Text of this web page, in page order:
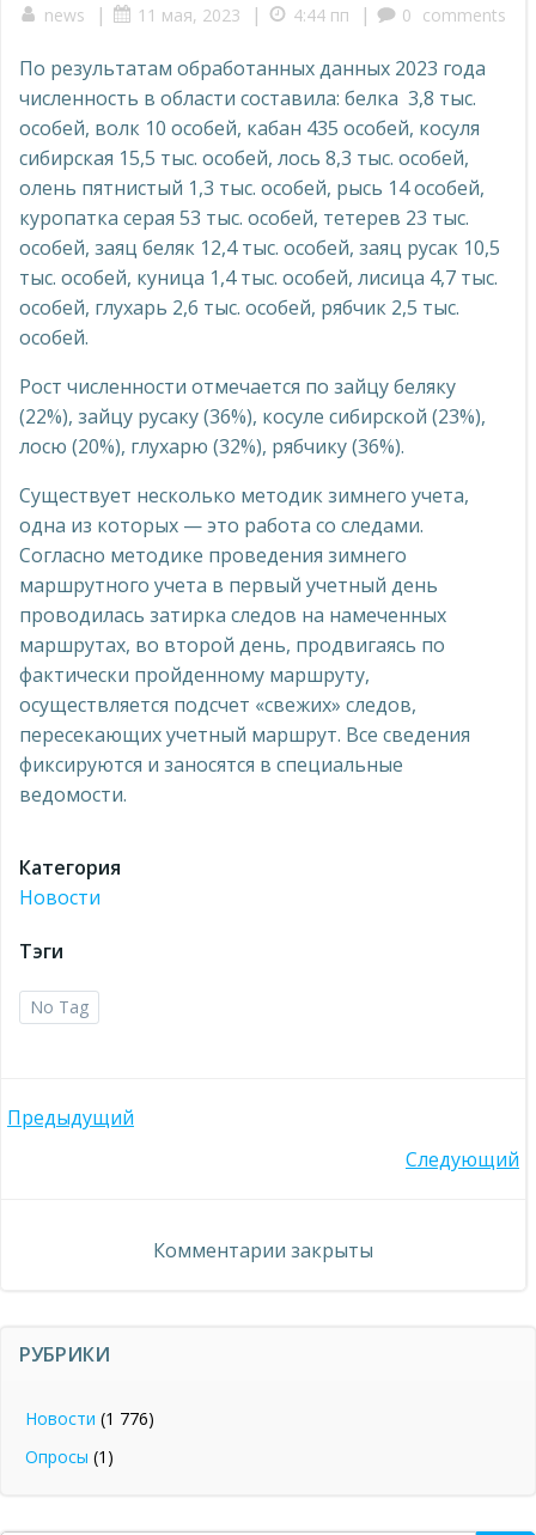
news | 11 мая, 2023 | 4:44 пп | 0 comments
По результатам обработанных данных 2023 года
численность в области составила: белка 3,8 тыс.
особей, волк 10 особей, кабан 435 особей, косуля
сибирская 15,5 тыс. особей, лось 8,3 тыс. особей,
олень пятнистый 1,3 тыс. особей, рысь 14 особей,
куропатка серая 53 тыс. особей, тетерев 23 тыс.
особей, заяц беляк 12,4 тыс. особей, заяц русак 10,5
тыс. особей, куница 1,4 тыс. особей, лисица 4,7 тыс.
особей, глухарь 2,6 тыс. особей, рябчик 2,5 тыс.
особей.
Рост численности отмечается по зайцу беляку
(22%), зайцу русаку (36%), косуле сибирской (23%),
лосю (20%), глухарю (32%), рябчику (36%).
Существует несколько методик зимнего учета,
одна из которых — это работа со следами.
Согласно методике проведения зимнего
маршрутного учета в первый учетный день
проводилась затирка следов на намеченных
маршрутах, во второй день, продвигаясь по
фактически пройденному маршруту,
осуществляется подсчет «свежих» следов,
пересекающих учетный маршрут. Все сведения
фиксируются и заносятся в специальные
ведомости.
Категория
Новости
Тэги
No Tag
Навигация
записям
Предыдущий
Следующий
Комментарии закрыты
РУБРИКИ
Новости (1 776)
Опросы (1)